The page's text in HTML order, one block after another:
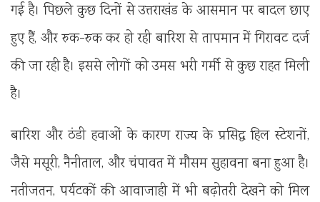
गई है। पिछले कुछ दिनों से उत्तराखंड के आसमान पर बादल छाए
हुए हैं, और रुक-रुक कर हो रही बारिश से तापमान में गिरावट दर्ज
की जा रही है। इससे लोगों को उमस भरी गर्मी से कुछ राहत मिली
है।
बारिश और ठंडी हवाओं के कारण राज्य के प्रसिद्ध हिल स्टेशनों,
जैसे मसूरी, नैनीताल, और चंपावत में मौसम सुहावना बना हुआ है।
नतीजतन, पर्यटकों की आवाजाही में भी बढ़ोतरी देखने को मिल